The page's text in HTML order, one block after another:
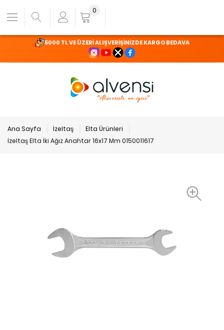
5000 TL VE ÜZERİ ALIŞVERİŞİNİZDE KARGO BEDAVA
0
Ana Sayfa İzeltaş
Elta Ürünleri
İzeltaş Elta İki Ağız Anahtar 16x17 Mm 0150011617